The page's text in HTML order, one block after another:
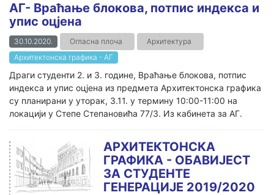
AГ- Враћање блокова, потпис индекса и
упис оцјена
30.10.2020. Огласна плоча
Архитектура
Архитектонска графика - АГ
Драги студенти 2. и 3. године, Враћање блокова, потпис
индекса и упис оцјена из предмета Архитектонска графика
су планирани у уторак, 3.11. у термину 10:00-11:00 на
локацији у Степе Степановића 77/3. Из кабинета за АГ.
АРХИТЕКТОНСКА
ГРАФИКА - ОБАВИЈЕСТ
ЗА СТУДЕНТЕ
ГЕНЕРАЦИЈЕ 2019/2020